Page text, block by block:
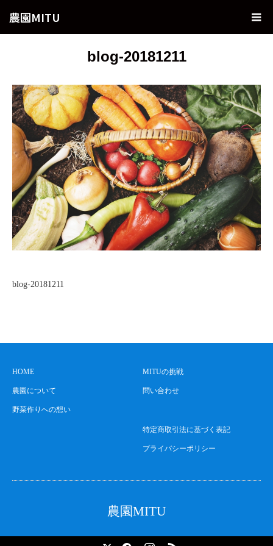
農園MITU
blog-20181211
blog-20181211
HOME
農園について
野菜作りへの想い
MITUの挑戦
問い合わせ
特定商取引法に基づく表記
プライバシーポリシー
農園MITU